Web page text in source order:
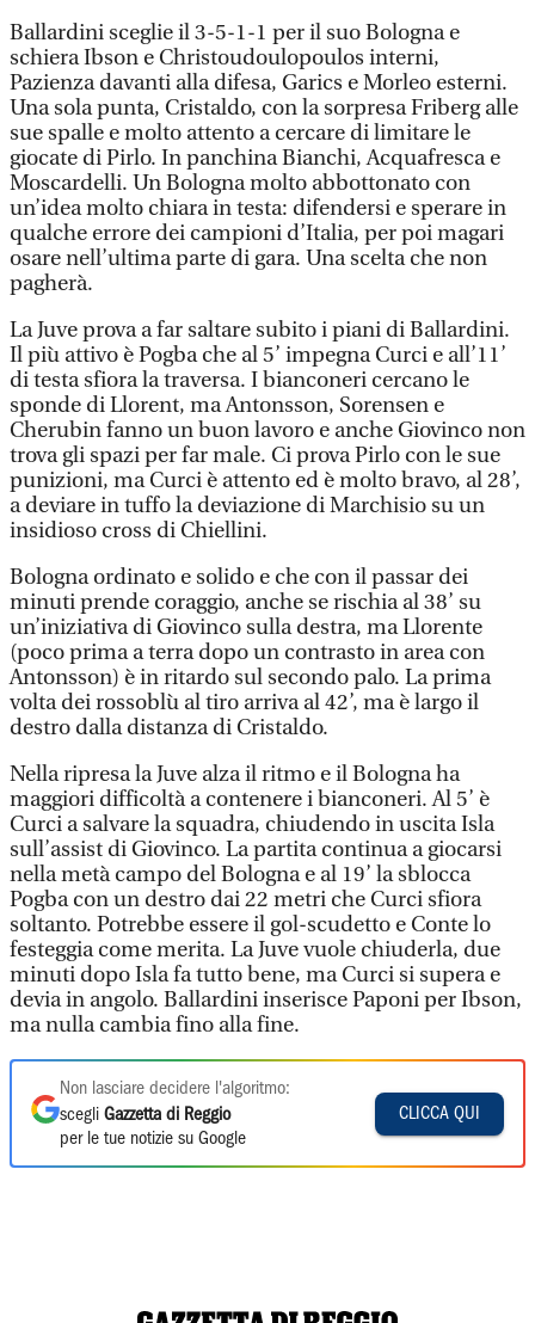
Ballardini sceglie il 3-5-1-1 per il suo Bologna e
schiera Ibson e Christoudoulopoulos interni,
Pazienza davanti alla difesa, Garics e Morleo esterni.
Una sola punta, Cristaldo, con la sorpresa Friberg alle
sue spalle e molto attento a cercare di limitare le
giocate di Pirlo. In panchina Bianchi, Acquafresca e
Moscardelli. Un Bologna molto abbottonato con
un’idea molto chiara in testa: difendersi e sperare in
qualche errore dei campioni d’Italia, per poi magari
osare nell’ultima parte di gara. Una scelta che non
pagherà.
La Juve prova a far saltare subito i piani di Ballardini.
Il più attivo è Pogba che al 5’ impegna Curci e all’11’
di testa sfiora la traversa. I bianconeri cercano le
sponde di Llorent, ma Antonsson, Sorensen e
Cherubin fanno un buon lavoro e anche Giovinco non
trova gli spazi per far male. Ci prova Pirlo con le sue
punizioni, ma Curci è attento ed è molto bravo, al 28’,
a deviare in tuffo la deviazione di Marchisio su un
insidioso cross di Chiellini.
Bologna ordinato e solido e che con il passar dei
minuti prende coraggio, anche se rischia al 38’ su
un’iniziativa di Giovinco sulla destra, ma Llorente
(poco prima a terra dopo un contrasto in area con
Antonsson) è in ritardo sul secondo palo. La prima
volta dei rossoblù al tiro arriva al 42’, ma è largo il
destro dalla distanza di Cristaldo.
Nella ripresa la Juve alza il ritmo e il Bologna ha
maggiori difficoltà a contenere i bianconeri. Al 5’ è
Curci a salvare la squadra, chiudendo in uscita Isla
sull’assist di Giovinco. La partita continua a giocarsi
nella metà campo del Bologna e al 19’ la sblocca
Pogba con un destro dai 22 metri che Curci sfiora
soltanto. Potrebbe essere il gol-scudetto e Conte lo
festeggia come merita. La Juve vuole chiuderla, due
minuti dopo Isla fa tutto bene, ma Curci si supera e
devia in angolo. Ballardini inserisce Paponi per Ibson,
ma nulla cambia fino alla fine.
Non lasciare decidere l'algoritmo:
scegli Gazzetta di Reggio
per le tue notizie su Google
CLICCA QUI